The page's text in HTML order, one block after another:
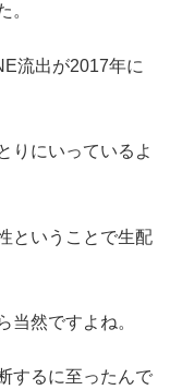
。
流出が2017年に
りにいっているよ
ということで生配
当然ですよね。
するに至ったんで